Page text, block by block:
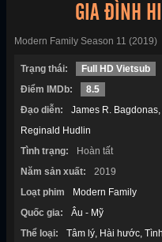
GIA ĐÌNH
Modern Family Season 11 (2019)
Trạng thái:
Full HD Vietsub
Điểm IMDb:
8.5
Đạo diễn:
James R. Bagdonas
Reginald Hudlin
Tình trạng:
Hoàn tất
Năm sản xuất:
2019
Loạt phim
Modern Family
Quốc gia:
Âu - Mỹ
Thể loại:
Tâm lý Hài hước